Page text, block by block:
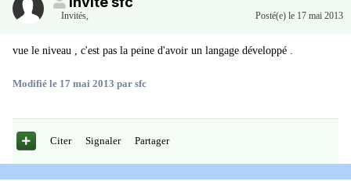
Invités, Posté(e) le 17 mai 2013
vue le niveau , c'est pas la peine d'avoir un langage développé .
Modifié le 17 mai 2013 par sfc
Citer Signaler Partager